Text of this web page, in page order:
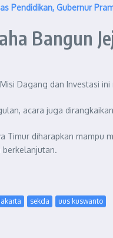
Pendidikan, Gubernur
Bangun
Dagang dan Investasi
acara juga
Timur diharapkan
sekda uus kuswanto